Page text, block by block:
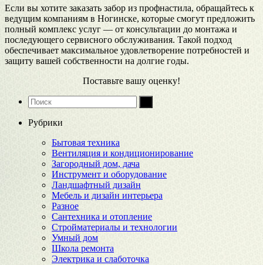
Если вы хотите заказать забор из профнастила, обращайтесь к
ведущим компаниям в Ногинске, которые смогут предложить
полный комплекс услуг — от консультации до монтажа и
последующего сервисного обслуживания. Такой подход
обеспечивает максимальное удовлетворение потребностей и
защиту вашей собственности на долгие годы.
Поставьте вашу оценку!
Рубрики
Бытовая техника
Вентиляция и кондиционирование
Загородный дом, дача
Инструмент и оборудование
Ландшафтный дизайн
Мебель и дизайн интерьера
Разное
Сантехника и отопление
Стройматериалы и технологии
Умный дом
Школа ремонта
Электрика и слаботочка